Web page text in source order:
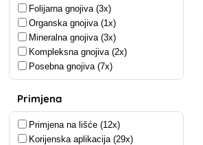
Folijarna gnojiva (3x)
Organska gnojiva (1x)
Mineralna gnojiva (3x)
Kompleksna gnojiva (2x)
Posebna gnojiva (7x)
Primjena
Primjena na lišće (12x)
Korijenska aplikacija (29x)